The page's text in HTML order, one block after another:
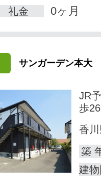
礼金 0ヶ月
サンガーデン本大
JR
歩
香
築
建